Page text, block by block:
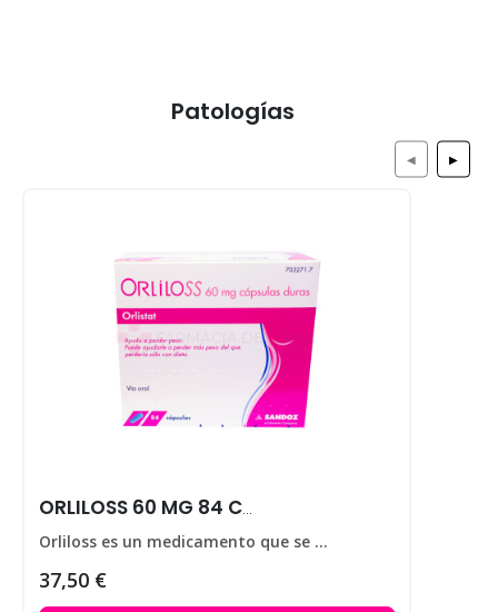
Patologías
ORLILOSS 60 MG 84 CAPS
Orliloss es un medicamento que se utiliza para ayudar a perder peso en personas que padecen obesidad.
37,50 €
◀ ▶